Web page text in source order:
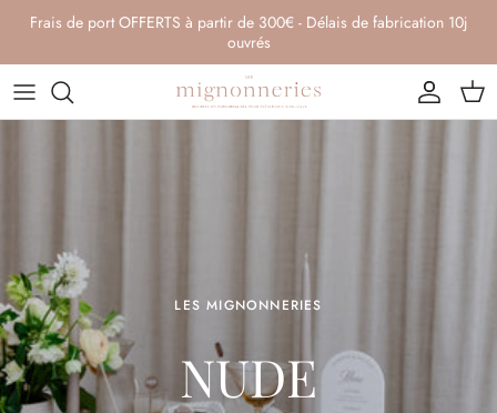
Aller au contenu
Frais de port OFFERTS à partir de 300€ - Délais de fabrication 10j
ouvrés
Compte
LES MIGNONNERIES
NUDE